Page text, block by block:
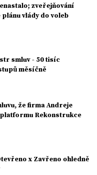
zveřejňování
vlády do voleb
smluv - 50 tisíc
měsíčně
že firma Andreje
Rekonstrukce
x Zavřeno ohledně